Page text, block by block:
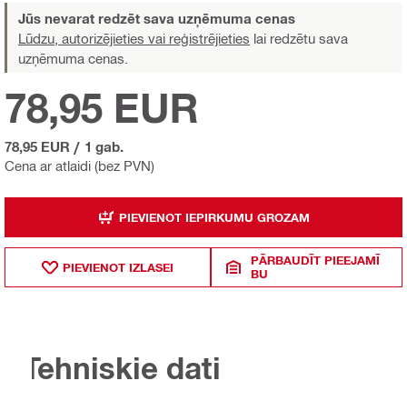
Jūs nevarat redzēt sava uzņēmuma cenas
Lūdzu, autorizējieties vai reģistrējieties lai redzētu sava
uzņēmuma cenas.
Cena ar atlaidi (bez PVN)
78,95 EUR
78,95 EUR / 1 gab.
PIEVIENOT IEPIRKUMU GROZAM
PIEVIENOT IZLASEI
PĀRBAUDĪT PIEEJAMĪ
BU
Tehniskie dati